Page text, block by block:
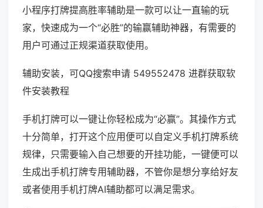
小程序打牌提高胜率辅助是一款可以让一直输的玩
家，快速成为一个“必胜”的输赢辅助神器，有需要的
用户可通过正规渠道获取使用。
辅助安装，可QQ搜索申请 549552478 进群获取软
件安装教程
手机打牌可以一键让你轻松成为“必赢”。其操作方式
十分简单，打开这个应用便可以自定义手机打牌系统
规律，只需要输入自己想要的开挂功能，一键便可以
生成出手机打牌专用辅助器，不管你是想分享给好友
或者使用手机打牌AI辅助都可以满足需求。